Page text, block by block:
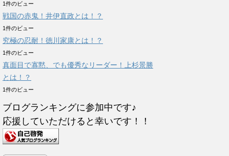
1件のビュー
戦国の赤鬼！井伊直政とは！？
1件のビュー
究極の忍耐！徳川家康とは！？
1件のビュー
真面目で寡黙、でも優秀なリーダー！上杉景勝
とは！？
1件のビュー
ブログランキングに参加中です♪
応援していただけると幸いです！！